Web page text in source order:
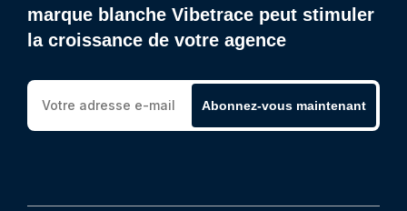
marque blanche Vibetrace peut stimuler
la croissance de votre agence
Abonnez-vous maintenant